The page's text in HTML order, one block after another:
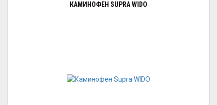
КАМИНОФЕН SUPRA WIDO